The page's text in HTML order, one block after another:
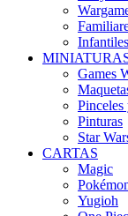
Infantiles
Games
Pinturas
Star
CARTAS
Magic
Yugioh